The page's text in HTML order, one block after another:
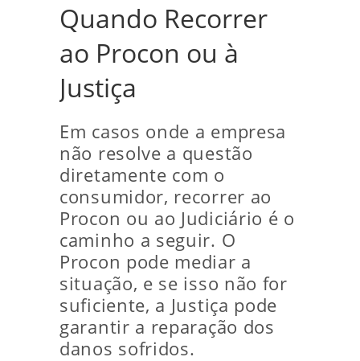
Quando Recorrer
ao Procon ou à
Justiça
Em casos onde a empresa
não resolve a questão
diretamente com o
consumidor, recorrer ao
Procon ou ao Judiciário é o
caminho a seguir. O
Procon pode mediar a
situação, e se isso não for
suficiente, a Justiça pode
garantir a reparação dos
danos sofridos.